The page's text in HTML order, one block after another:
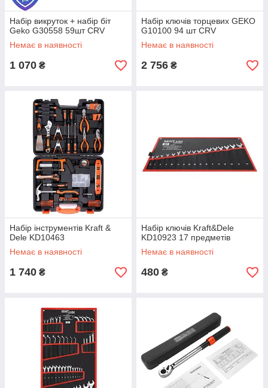
Набір викруток + набір біт
Geko G30558 59шт CRV
Немає в наявності
1 070 ₴
Набір ключів торцевих GEKO
G10100 94 шт CRV
Немає в наявності
2 756 ₴
Набір інструментів Kraft &
Dele KD10463
Немає в наявності
1 740 ₴
Набір ключів Kraft&Dele
KD10923 17 предметів
Немає в наявності
480 ₴